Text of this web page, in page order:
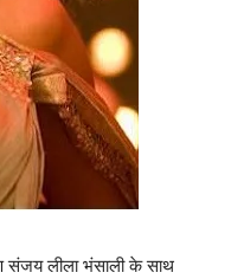
संजय लीला भंसाली के साथ